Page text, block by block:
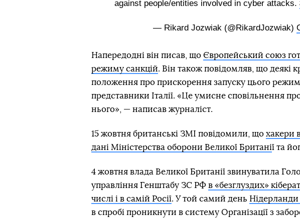
against people/entities involved in cyber attacks.
— Rikard Jozwiak (@RikardJozwiak)
Напередодні він писав, що Європейський союз
режиму санкцій. Він також повідомляв, що деякі
положення про прискорення запуску цього
представники Італії. «Це умисне сповільнення
нього», — написав журналіст.
15 жовтня британські ЗМІ повідомили, що хакери
дані Міністерства оборони Великої Британії та
4 жовтня влада Великої Британії звинуватила
управління Генштабу ЗС РФ в «безглуздих»
числі і в самій Росії. У той самий день Нідерланди
в спробі проникнути в систему Організації з